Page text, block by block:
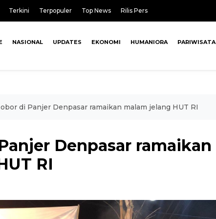
Terkini Terpopuler Top News Rilis Pers
NASIONAL UPDATES EKONOMI HUMANIORA PARIWISATA
di Panjer Denpasar ramaikan malam jelang HUT RI
Denpasar ramaikan
RI